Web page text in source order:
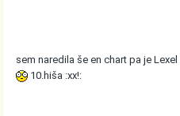
sem naredila še en chart pa je
10.hiša :xx!: